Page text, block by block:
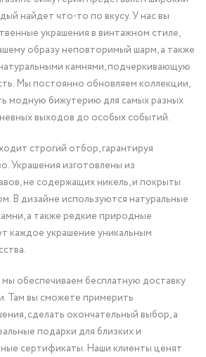
найдет что-то по вкусу. У нас вы
украшения в винтажном стиле,
образу неповторимый шарм, а также
камнями, подчеркивающую
Мы постоянно обновляем коллекции,
модную бижутерию для самых разных
выходов до особых событий.
строгий отбор, гарантируя
Украшения изготовлены из
не содержащих никель, и покрыты
В дизайне используются натуральные
а также редкие природные
каждое украшение уникальным
обеспечиваем бесплатную доставку
Там вы сможете примерить
сделать окончательный выбор, а
подарки для близких и
сертификаты. Наши клиенты ценят